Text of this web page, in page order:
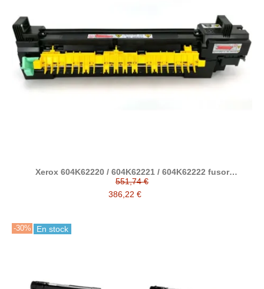
Xerox 604K62220 / 604K62221 / 604K62222 fusor
compatible
551,74 €
386,22 €
-30% En stock